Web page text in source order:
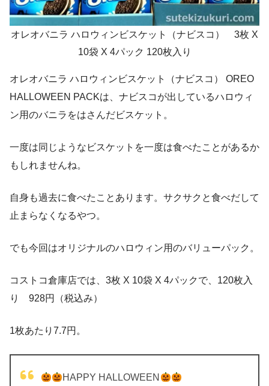
オレオバニラ ハロウィンビスケット（ナビスコ） 3枚 X
10袋 X 4パック 120枚入り
オレオバニラ ハロウィンビスケット（ナビスコ） OREO
HALLOWEEN PACKは、ナビスコが出しているハロウィ
ン用のバニラをはさんだビスケット。
一度は同じようなビスケットを一度は食べたことがあるか
もしれませんね。
自身も過去に食べたことあります。サクサクと食べだして
止まらなくなるやつ。
でも今回はオリジナルのハロウィン用のバリューパック。
コストコ倉庫店では、3枚 X 10袋 X 4パックで、120枚入
り 928円（税込み）
1枚あたり7.7円。
HAPPY HALLOWEEN